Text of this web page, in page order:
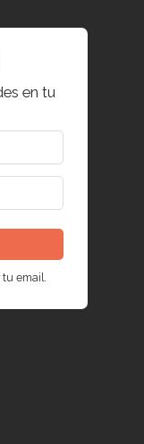
en tu
tu email.